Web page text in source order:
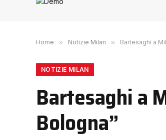
Home » Notizie Milan » Bartesaghi a
NOTIZIE MILAN
Bartesaghi a
Bologna”